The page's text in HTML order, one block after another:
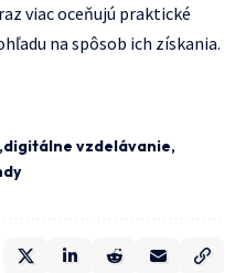
viac oceňujú praktické
na spôsob ich získania.
digitálne vzdelávanie